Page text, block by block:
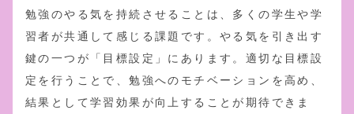
勉強のやる気を持続させることは、多くの学生や学
習者が共通して感じる課題です。やる気を引き出す
鍵の一つが「目標設定」にあります。適切な目標設
定を行うことで、勉強へのモチベーションを高め、
結果として学習効果が向上することが期待できま